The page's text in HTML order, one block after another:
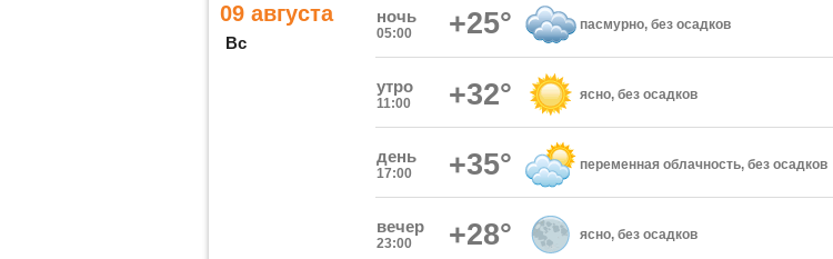
09 августа
Вс
ночь
05:00 +25° пасмурно, без осадков
утро
11:00 +32° ясно, без осадков
день
17:00 +35° переменная облачность, без осадков
вечер
23:00 +28° ясно, без осадков